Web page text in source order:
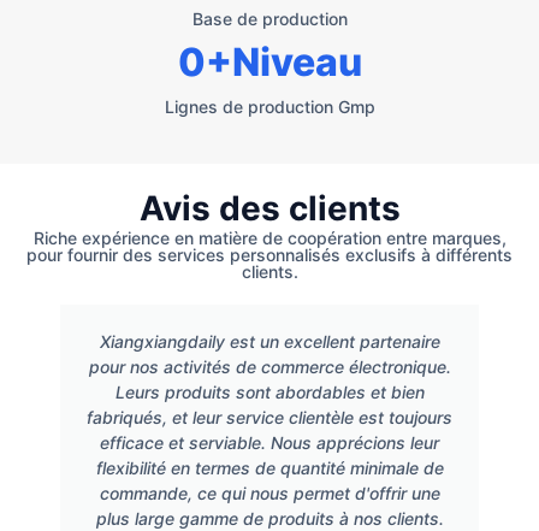
Base de production
Lignes de production Gmp
0+Niveau
Avis des clients
Riche expérience en matière de coopération entre marques,
pour fournir des services personnalisés exclusifs à différents
clients.
Xiangxiangdaily est un excellent partenaire
pour nos activités de commerce électronique.
Leurs produits sont abordables et bien
fabriqués, et leur service clientèle est toujours
efficace et serviable. Nous apprécions leur
flexibilité en termes de quantité minimale de
commande, ce qui nous permet d'offrir une
plus large gamme de produits à nos clients.